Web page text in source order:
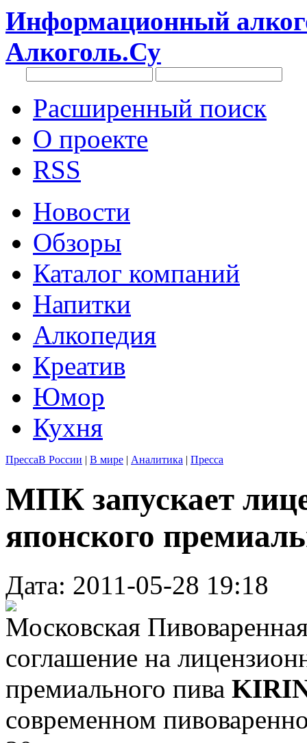
Информационный
Алкоголь.Су
Расширенный поиск
О проекте
RSS
Новости
Обзоры
Каталог компаний
Напитки
Алкопедия
Креатив
Юмор
Кухня
ПрессаВ России | В мире | Аналитика | Пресса
МПК запускает
японского
Дата: 2011-05-28 19:18
Московская
соглашение на
премиального пива
современном